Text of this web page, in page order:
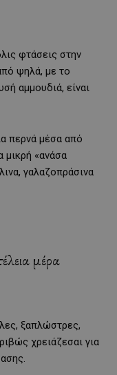
φτάσεις στην
ψηλά, με το
αμμουδιά, είναι
περνά μέσα από
μικρή «ανάσα
γαλαζοπράσινα
μέρα
ξαπλώστρες,
χρειάζεσαι για